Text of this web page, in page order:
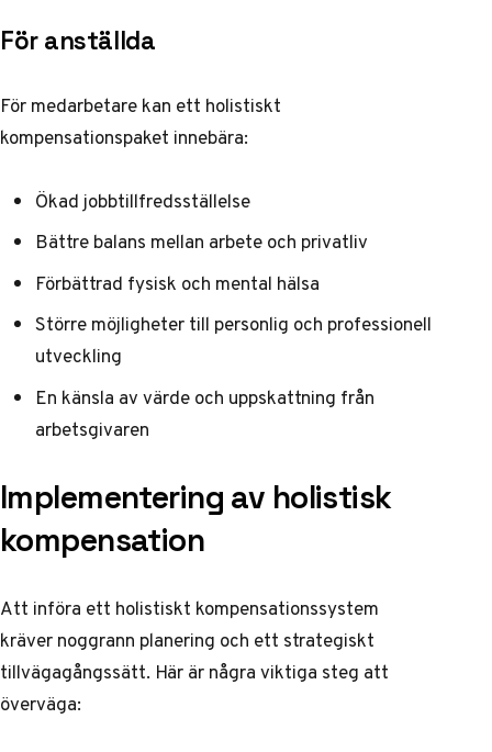
För anställda
För medarbetare kan ett holistiskt
kompensationspaket innebära:
Ökad jobbtillfredsställelse
Bättre balans mellan arbete och privatliv
Förbättrad fysisk och mental hälsa
Större möjligheter till personlig och professionell
utveckling
En känsla av värde och uppskattning från
arbetsgivaren
Implementering av holistisk
kompensation
Att införa ett holistiskt kompensationssystem
kräver noggrann planering och ett strategiskt
tillvägagångssätt. Här är några viktiga steg att
överväga: